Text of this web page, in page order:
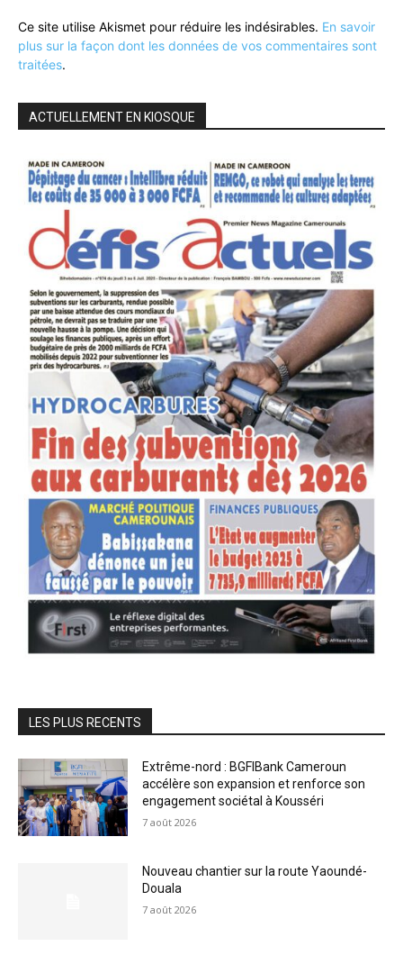
Ce site utilise Akismet pour réduire les indésirables. En savoir
plus sur la façon dont les données de vos commentaires sont
traitées.
ACTUELLEMENT EN KIOSQUE
LES PLUS RECENTS
Extrême-nord : BGFIBank Cameroun
accélère son expansion et renforce son
engagement sociétal à Kousséri
7 août 2026
Nouveau chantier sur la route Yaoundé-
Douala
7 août 2026